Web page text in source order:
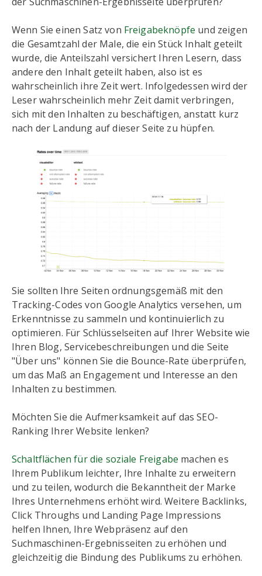
Wenn Sie einen Satz von Freigabeknöpfe und zeigen
die Gesamtzahl der Male, die ein Stück Inhalt geteilt
wurde, die Anteilszahl versichert Ihren Lesern, dass
andere den Inhalt geteilt haben, also ist es
wahrscheinlich ihre Zeit wert. Infolgedessen wird der
Leser wahrscheinlich mehr Zeit damit verbringen,
sich mit den Inhalten zu beschäftigen, anstatt kurz
nach der Landung auf dieser Seite zu hüpfen.
Sie sollten Ihre Seiten ordnungsgemäß mit den
Tracking-Codes von Google Analytics versehen, um
Erkenntnisse zu sammeln und kontinuierlich zu
optimieren. Für Schlüsselseiten auf Ihrer Website wie
Ihren Blog, Servicebeschreibungen und die Seite
"Über uns" können Sie die Bounce-Rate überprüfen,
um das Maß an Engagement und Interesse an den
Inhalten zu bestimmen.
Möchten Sie die Aufmerksamkeit auf das SEO-
Ranking Ihrer Website lenken?
Schaltflächen für die soziale Freigabe machen es
Ihrem Publikum leichter, Ihre Inhalte zu erweitern
und zu teilen, wodurch die Bekanntheit der Marke
Ihres Unternehmens erhöht wird. Weitere Backlinks,
Click Throughs und Landing Page Impressions
helfen Ihnen, Ihre Webpräsenz auf den
Suchmaschinen-Ergebnisseiten zu erhöhen und
gleichzeitig die Bindung des Publikums zu erhöhen.